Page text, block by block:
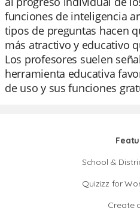
funciones de inteligencia
tipos de preguntas hacen
más atractivo y educativo
Los profesores suelen
herramienta educativa
de uso y sus funciones
School &
Quizizz for
Create